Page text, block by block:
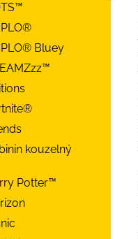
Bluey
kouzelný
Potter™